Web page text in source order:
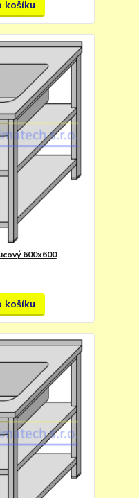
košíku
600x600
košíku